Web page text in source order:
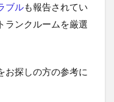
ブルも報告されてい
ランクルームを厳選
お探しの方の参考に